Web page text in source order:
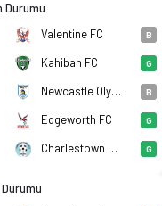
Durumu
Valentine FC B
Kahibah FC G
Newcastle Olympic B
Edgeworth FC G
Charlestown Azzurri FC G